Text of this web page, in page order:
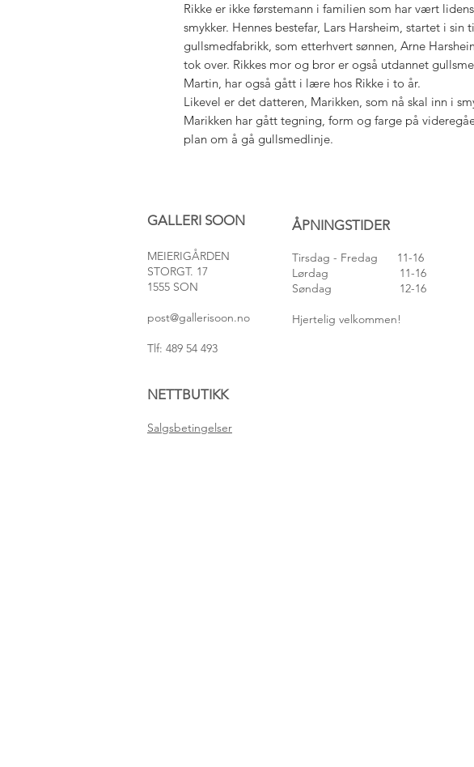
Rikke er ikke førstemann i familien som har vært
smykker. Hennes bestefar, Lars Harsheim, startet i sin
gullsmedfabrikk, som etterhvert sønnen, Arne
tok over. Rikkes mor og bror er også utdannet
Martin, har også gått i lære hos Rikke i to år.
Likevel er det datteren, Marikken, som nå skal inn i
Marikken har gått tegning, form og farge på
plan om å gå gullsmedlinje.
GALLERI SOON
MEIERIGÅRDEN
STORGT. 17
1555 SON
post@gallerisoon.no
Tlf: 489 54 493
NETTBUTIKK
Salgsbetingelser
ÅPNINGSTIDER
Tirsdag - Fredag 11-16
Lørdag 11-16
Søndag 12-16
Hjertelig velkommen!